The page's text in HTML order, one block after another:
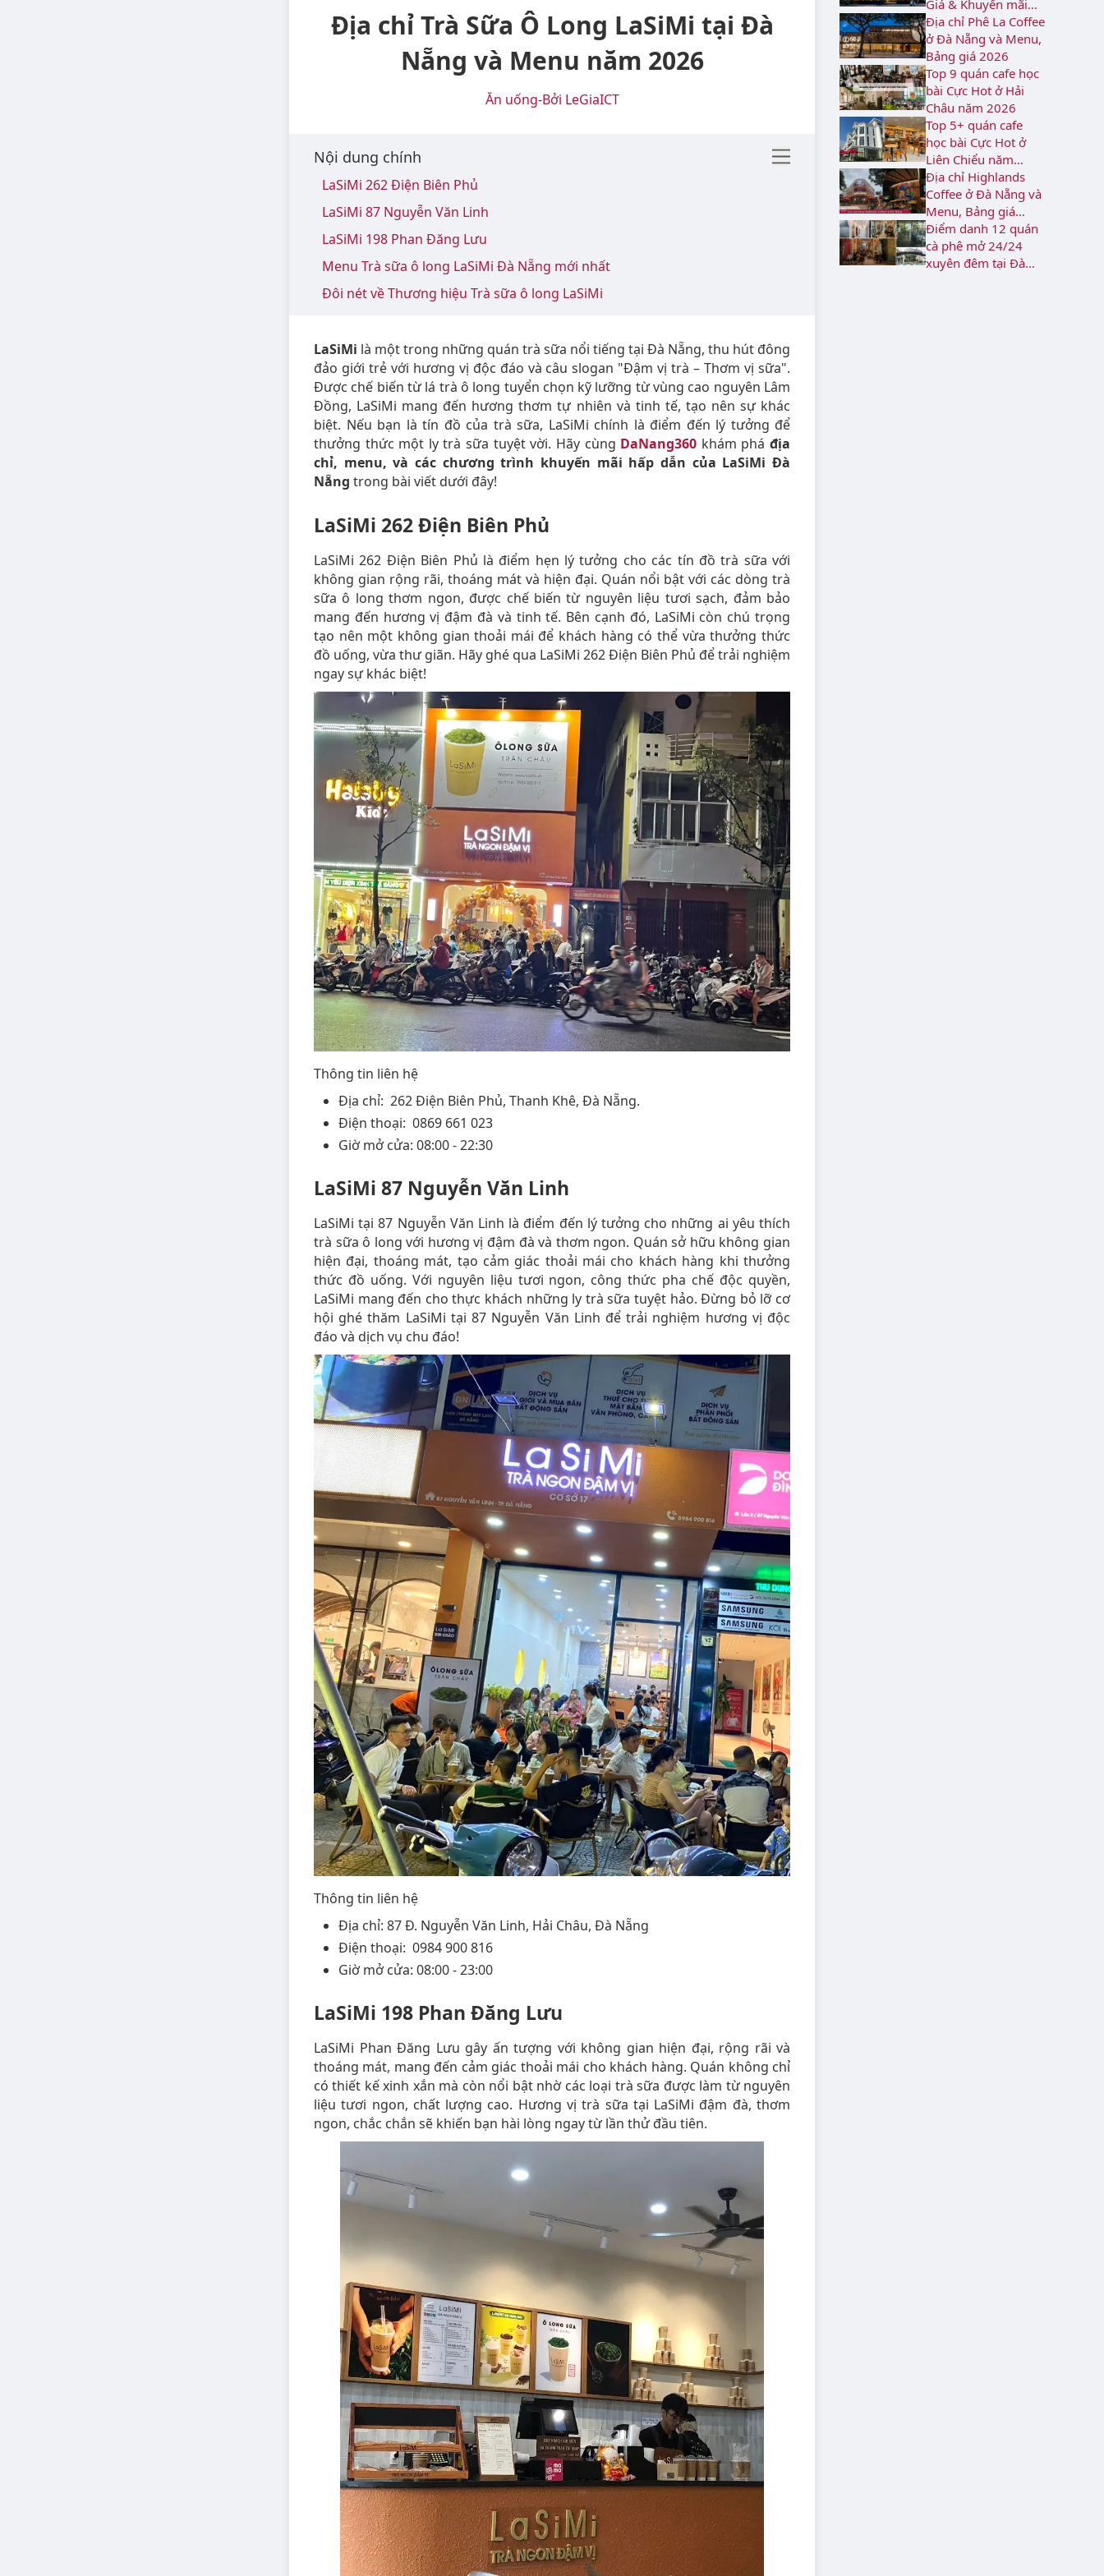
Địa chỉ Trà Sữa Ô Long LaSiMi tại Đà
Nẵng và Menu năm 2026
Ăn uống-Bởi LeGiaICT
Nội dung chính
LaSiMi 262 Điện Biên Phủ
LaSiMi 87 Nguyễn Văn Linh
LaSiMi 198 Phan Đăng Lưu
Menu Trà sữa ô long LaSiMi Đà Nẵng mới nhất
Đôi nét về Thương hiệu Trà sữa ô long LaSiMi
LaSiMi là một trong những quán trà sữa nổi tiếng tại Đà Nẵng, thu hút đông
đảo giới trẻ với hương vị độc đáo và câu slogan "Đậm vị trà – Thơm vị sữa".
Được chế biến từ lá trà ô long tuyển chọn kỹ lưỡng từ vùng cao nguyên Lâm
Đồng, LaSiMi mang đến hương thơm tự nhiên và tinh tế, tạo nên sự khác
biệt. Nếu bạn là tín đồ của trà sữa, LaSiMi chính là điểm đến lý tưởng để
thưởng thức một ly trà sữa tuyệt vời. Hãy cùng DaNang360 khám pháđịa
chỉ, menu, và các chương trình khuyến mãi hấp dẫn của LaSiMi Đà
Nẵng trong bài viết dưới đây!
LaSiMi 262 Điện Biên Phủ
LaSiMi 262 Điện Biên Phủ là điểm hẹn lý tưởng cho các tín đồ trà sữa với
không gian rộng rãi, thoáng mát và hiện đại. Quán nổi bật với các dòng trà
sữa ô long thơm ngon, được chế biến từ nguyên liệu tươi sạch, đảm bảo
mang đến hương vị đậm đà và tinh tế. Bên cạnh đó, LaSiMi còn chú trọng
tạo nên một không gian thoải mái để khách hàng có thể vừa thưởng thức
đồ uống, vừa thư giãn. Hãy ghé qua LaSiMi 262 Điện Biên Phủ để trải nghiệm
ngay sự khác biệt!
Thông tin liên hệ
Địa chỉ: 262 Điện Biên Phủ, Thanh Khê, Đà Nẵng.
Điện thoại: 0869 661 023
Giờ mở cửa: 08:00 - 22:30
LaSiMi 87 Nguyễn Văn Linh
LaSiMi tại 87 Nguyễn Văn Linh là điểm đến lý tưởng cho những ai yêu thích
trà sữa ô long với hương vị đậm đà và thơm ngon. Quán sở hữu không gian
hiện đại, thoáng mát, tạo cảm giác thoải mái cho khách hàng khi thưởng
thức đồ uống. Với nguyên liệu tươi ngon, công thức pha chế độc quyền,
LaSiMi mang đến cho thực khách những ly trà sữa tuyệt hảo. Đừng bỏ lỡ cơ
hội ghé thăm LaSiMi tại 87 Nguyễn Văn Linh để trải nghiệm hương vị độc
đáo và dịch vụ chu đáo!
Thông tin liên hệ
Địa chỉ: 87 Đ. Nguyễn Văn Linh, Hải Châu, Đà Nẵng
Điện thoại: 0984 900 816
Giờ mở cửa: 08:00 - 23:00
LaSiMi 198 Phan Đăng Lưu
LaSiMi Phan Đăng Lưu gây ấn tượng với không gian hiện đại, rộng rãi và
thoáng mát, mang đến cảm giác thoải mái cho khách hàng. Quán không chỉ
có thiết kế xinh xắn mà còn nổi bật nhờ các loại trà sữa được làm từ nguyên
liệu tươi ngon, chất lượng cao. Hương vị trà sữa tại LaSiMi đậm đà, thơm
ngon, chắc chắn sẽ khiến bạn hài lòng ngay từ lần thử đầu tiên.
Giá & Khuyến mãi
2026
Địa chỉ Phê La Coffee
ở Đà Nẵng và Menu,
Bảng giá 2026
Top 9 quán cafe học
bài Cực Hot ở Hải
Châu năm 2026
Top 5+ quán cafe
học bài Cực Hot ở
Liên Chiểu năm
2026
Địa chỉ Highlands
Coffee ở Đà Nẵng và
Menu, Bảng giá
2026
Điểm danh 12 quán
cà phê mở 24/24
xuyên đêm tại Đà